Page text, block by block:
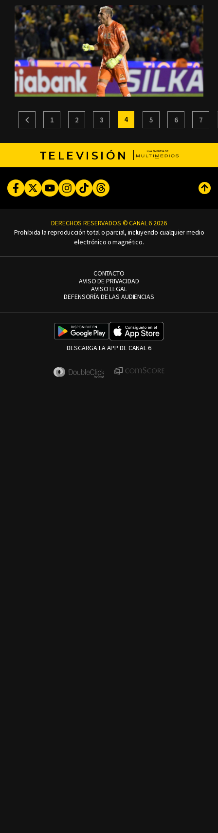
1 2 3 4 5 6 7
TELEVISIÓN
FacebookTwitterYoutubeInstagram
TikTokThreads
DERECHOS RESERVADOS © CANAL 6 2026
Prohibida la reproducción total o parcial, incluyendo cualquier medio
electrónico o magnético.
CONTACTO
AVISO DE PRIVACIDAD
AVISO LEGAL
DEFENSORÍA DE LAS AUDIENCIAS
DESCARGA LA APP DE CANAL 6